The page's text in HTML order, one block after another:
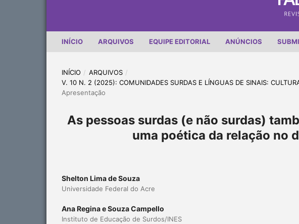
INÍCIO ARQUIVOS EQUIPE EDITORIAL ANÚNCIOS
INÍCIO / ARQUIVOS /
V. 10 N. 2 (2025): COMUNIDADES SURDAS E LÍNGUAS DE SINAIS:
Apresentação
As pessoas surdas (e não surdas)
uma poética da relação no
Shelton Lima de Souza
Universidade Federal do Acre
Ana Regina e Souza Campello
Instituto de Educação de Surdos/INES